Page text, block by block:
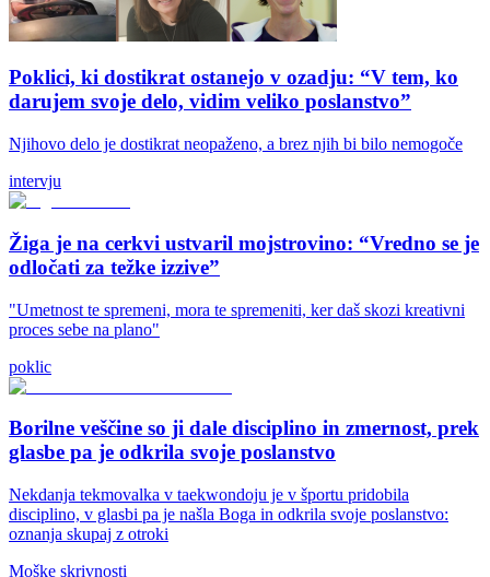
Poklici, ki dostikrat ostanejo v ozadju: “V tem, ko
darujem svoje delo, vidim veliko poslanstvo”
Njihovo delo je dostikrat neopaženo, a brez njih bi bilo nemogoče
intervju
Žiga je na cerkvi ustvaril mojstrovino: “Vredno se je
odločati za težke izzive”
"Umetnost te spremeni, mora te spremeniti, ker daš skozi kreativni
proces sebe na plano"
poklic
Borilne veščine so ji dale disciplino in zmernost, prek
glasbe pa je odkrila svoje poslanstvo
Nekdanja tekmovalka v taekwondoju je v športu pridobila
disciplino, v glasbi pa je našla Boga in odkrila svoje poslanstvo:
oznanja skupaj z otroki
Moške skrivnosti